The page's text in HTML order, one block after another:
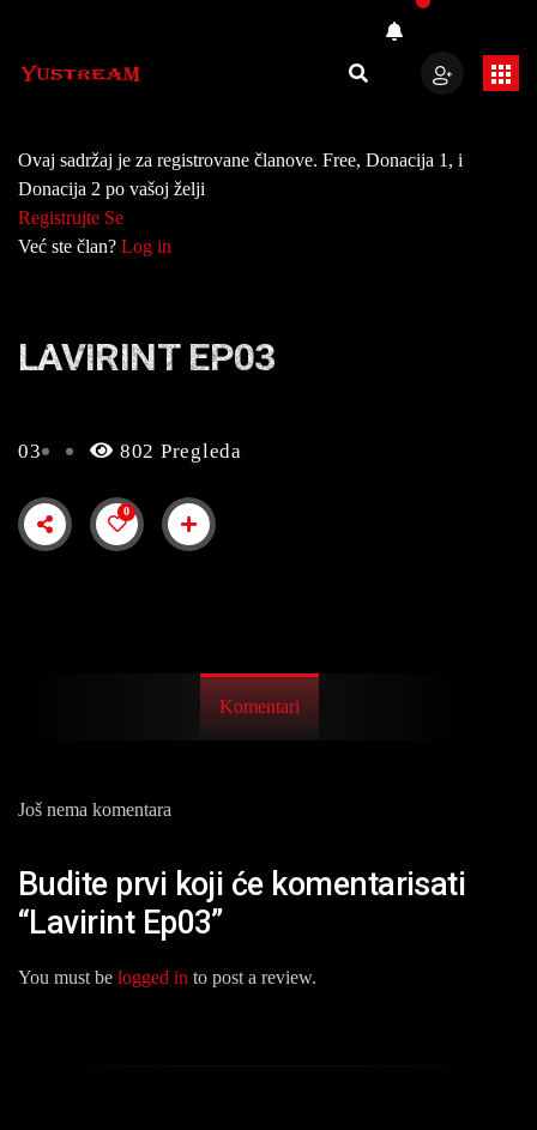
Ovaj sadržaj je za registrovane članove. Free, Donacija 1, i
Donacija 2 po vašoj želji
Registrujte Se
Već ste član? Log in
LAVIRINT EP03
03 802 Pregleda
0
Komentari
Još nema komentara
Budite prvi koji će komentarisati
“Lavirint Ep03”
You must be logged in to post a review.